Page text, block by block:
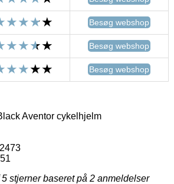
Besøg webshop
Besøg webshop
Besøg webshop
Aventor cykelhjelm
stjerner baseret på 2 anmeldelser